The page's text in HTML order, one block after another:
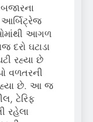
આગળ
દરો ઘટાડા
રહ્યા છે
વળતરની
છે. આ જ
ટેરિફ
રહેલા